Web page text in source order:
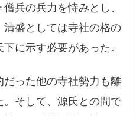
兵の兵力を恃みとし、
盛としては寺社の格の
に示す必要があった。
った他の寺社勢力も離
そして、源氏との間で